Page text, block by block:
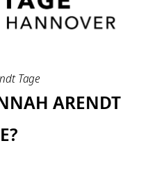
Tage
ARENDT